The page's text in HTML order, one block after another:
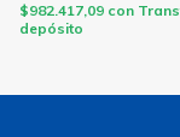
$982.417,09 con
depósito